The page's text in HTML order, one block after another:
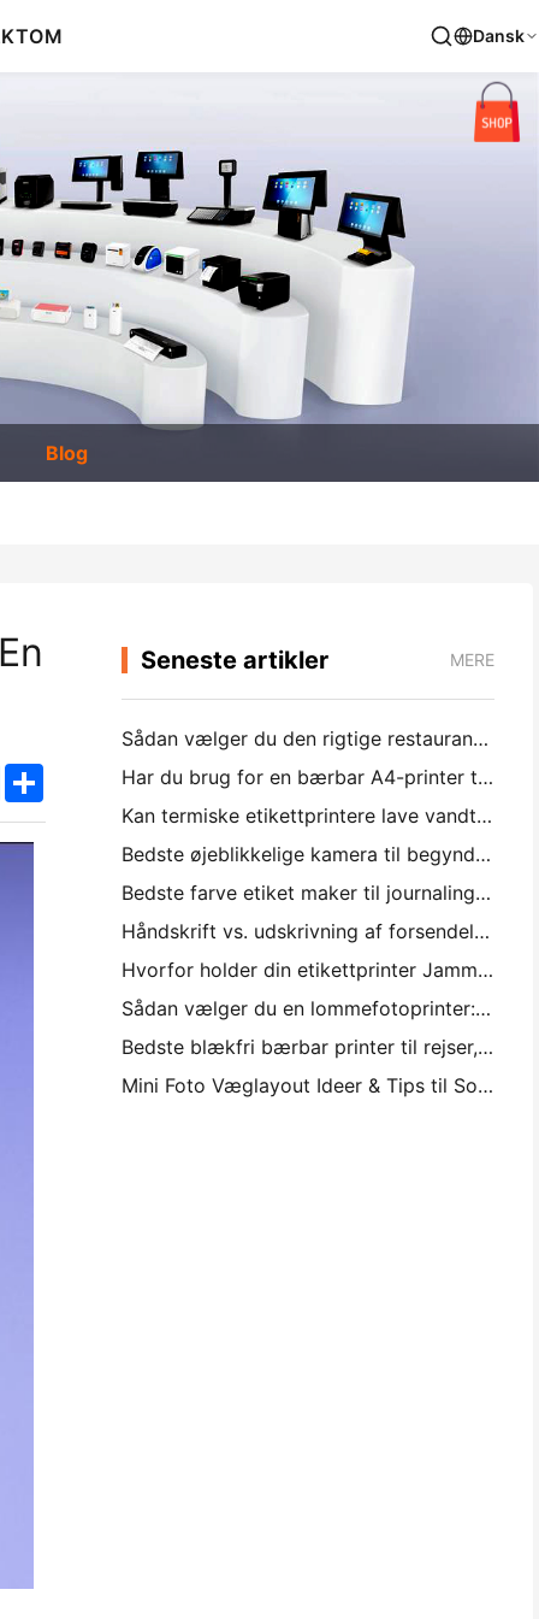
OM Dansk
Blog
TwitterShare
Seneste artikler MERE
Sådan vælger du den rigtige restaurant software til din lille eller mellemstore restaurant
Har du brug for en bærbar A4-printer til lagerfakturaer? Hvad faktisk virker
Kan termiske etikettprintere lave vandtætte etiketter til små virksomhedsprodukter?
Bedste øjeblikkelige kamera til begyndere, der ikke ønsker at spilde papir
Bedste farve etiket maker til journaling og scrapbooking: føj mere farve til hver side
Håndskrift vs. udskrivning af forsendelsesetiketter: Tips til små virksomheder i 2026
Hvorfor holder din etikettprinter Jamming?
Sådan vælger du en lommefotoprinter: En komplet guide til journaling, rejser og iPhone-brugere
Bedste blækfri bærbar printer til rejser, skole og mobil arbejde: Hanin MT620 Pro anmeldelse
Mini Foto Væglayout Ideer & Tips til Soveværelse og Sovesal Dekoration